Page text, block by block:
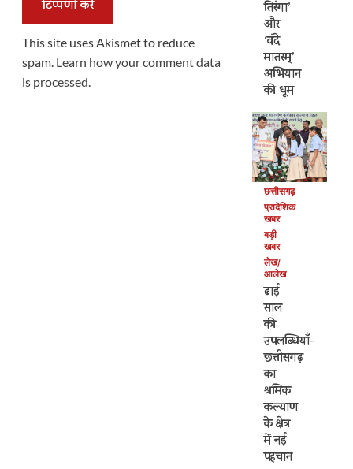
This site uses Akismet to reduce
spam. Learn how your comment data
is processed.
तिरंगा’
और
‘वंदे
मातरम्’
अभियान
की धूम
छत्तीसगढ़
प्रादेशिक
खबर
बड़ी
खबर
लेख/
आलेख
ढाई
साल
की
उपलब्धियाँ-
छत्तीसगढ़
का
श्रमिक
कल्याण
के क्षेत्र
में नई
पहचान